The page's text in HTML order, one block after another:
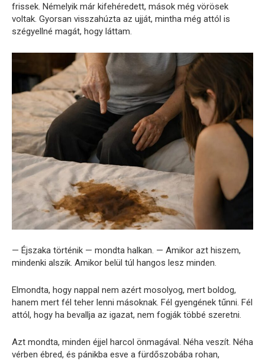
frissek. Némelyik már kifehéredett, mások még vörösek
voltak. Gyorsan visszahúzta az ujját, mintha még attól is
szégyellné magát, hogy láttam.
— Éjszaka történik — mondta halkan. — Amikor azt hiszem,
mindenki alszik. Amikor belül túl hangos lesz minden.
Elmondta, hogy nappal nem azért mosolyog, mert boldog,
hanem mert fél teher lenni másoknak. Fél gyengének tűnni. Fél
attól, hogy ha bevallja az igazat, nem fogják többé szeretni.
Azt mondta, minden éjjel harcol önmagával. Néha veszít. Néha
vérben ébred, és pánikba esve a fürdőszobába rohan,